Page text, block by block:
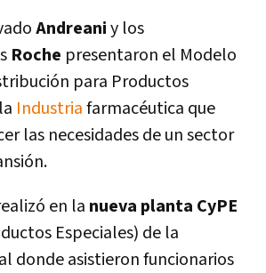
Andreaniy los
Roche presentaron el Modelo
para Productos
Industriafarmacéutica que
las necesidades de un sector
en la nueva planta CyPE
Especiales) de la
donde asistieron funcionarios